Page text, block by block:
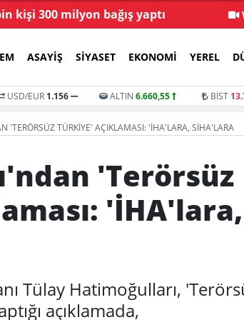
kişi 300 milyon bağış yaptı
ASAYIŞ SIYASET EKONOMI YEREL
USD/EUR 1.156 ALTIN 6.660,55 BİST
'TERÖRSÜZ TÜRKIYE' AÇIKLAMASI: 'İHA'LARA, SİHA'LARA
'Terörsüz
'İHA'lara,
Tülay Hatimoğulları,
açıklamada,